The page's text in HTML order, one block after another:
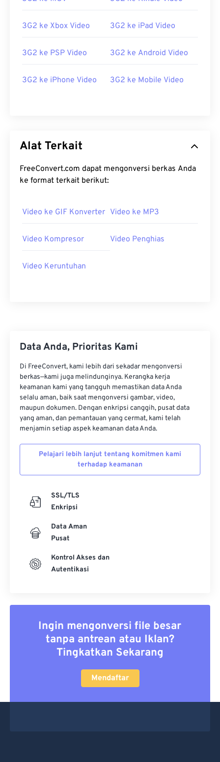
http://www.3gpp2.org/
3G2 ke Xbox Video 3G2 ke iPad Video
3G2 ke PSP Video 3G2 ke Android Video
3G2 ke iPhone Video 3G2 ke Mobile Video
Alat Terkait
FreeConvert.com dapat mengonversi berkas Anda
ke format terkait berikut:
Video ke GIF Konverter Video ke MP3
Video Kompresor Video Penghias
Video Keruntuhan
Data Anda, Prioritas Kami
Di FreeConvert, kami lebih dari sekadar mengonversi
berkas—kami juga melindunginya. Kerangka kerja
keamanan kami yang tangguh memastikan data Anda
selalu aman, baik saat mengonversi gambar, video,
maupun dokumen. Dengan enkripsi canggih, pusat data
yang aman, dan pemantauan yang cermat, kami telah
menjamin setiap aspek keamanan data Anda.
Pelajari lebih lanjut tentang komitmen kami
terhadap keamanan
SSL/TLS
Enkripsi
Data Aman
Pusat
Kontrol Akses dan
Autentikasi
Ingin mengonversi file besar
tanpa antrean atau Iklan?
Tingkatkan Sekarang
Mendaftar